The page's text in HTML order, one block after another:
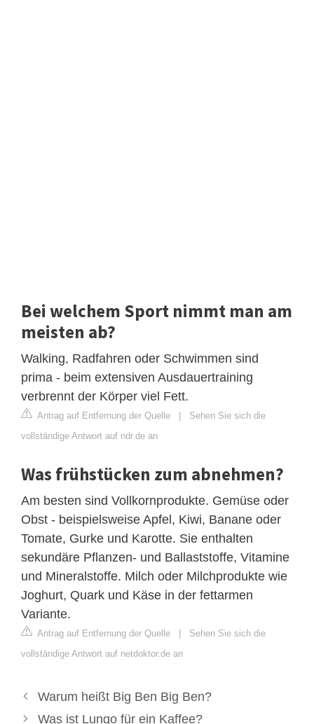
Bei welchem Sport nimmt man am
meisten ab?
Walking, Radfahren oder Schwimmen sind
prima - beim extensiven Ausdauertraining
verbrennt der Körper viel Fett.
Antrag auf Entfernung der Quelle | Sehen Sie sich die
vollständige Antwort auf ndr.de an
Was frühstücken zum abnehmen?
Am besten sind Vollkornprodukte. Gemüse oder
Obst - beispielsweise Apfel, Kiwi, Banane oder
Tomate, Gurke und Karotte. Sie enthalten
sekundäre Pflanzen- und Ballaststoffe, Vitamine
und Mineralstoffe. Milch oder Milchprodukte wie
Joghurt, Quark und Käse in der fettarmen
Variante.
Antrag auf Entfernung der Quelle | Sehen Sie sich die
vollständige Antwort auf netdoktor.de an
Warum heißt Big Ben Big Ben?
Was ist Lungo für ein Kaffee?